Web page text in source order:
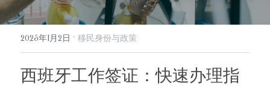
2025年1月2日 · 移民身份与政策
西班牙工作签证：快速办理指